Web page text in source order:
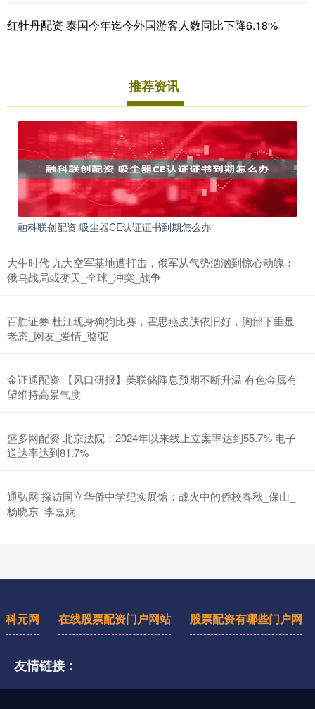
红牡丹配资 泰国今年迄今外国游客人数同比下降6.18%
推荐资讯
融科联创配资 吸尘器CE认证证书到期怎么办
大牛时代 九大空军基地遭打击，俄军从气势汹汹到惊心动魄：
俄乌战局或变天_全球_冲突_战争
百胜证券 杜江现身狗狗比赛，霍思燕皮肤依旧好，胸部下垂显
老态_网友_爱情_骆驼
金证通配资 【风口研报】美联储降息预期不断升温 有色金属有
望维持高景气度
盛多网配资 北京法院：2024年以来线上立案率达到55.7% 电子
送达率达到81.7%
通弘网 探访国立华侨中学纪实展馆：战火中的侨校春秋_保山_
杨晓东_李嘉娴
科元网 在线股票配资门户网站 股票配资有哪些门户网
友情链接：